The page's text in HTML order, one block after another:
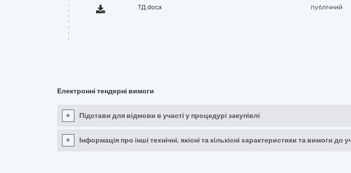
ТД.docx публічний
Електронні тендерні вимоги
+ Підстави для відмови в участі у процедурі закупівлі
+ Інформація про інші технічні, якісні та кількісні характеристики та вимоги до